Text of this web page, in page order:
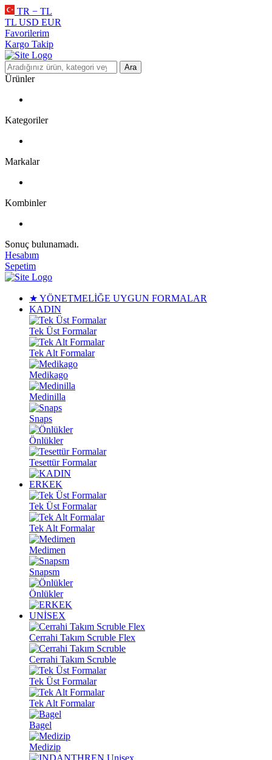
TR − TL
TL USD EUR
Favorilerim
Kargo Takip
Ara
Ürünler
Kategoriler
Markalar
Kombinler
Sonuç bulunamadı.
Hesabım
Sepetim
★ YÖNETMELİĞE UYGUN FORMALAR
KADIN
Tek Üst Formalar
Tek Alt Formalar
Medikago
Medinilla
Snaps
Önlükler
Tesettür Formalar
ERKEK
Tek Üst Formalar
Tek Alt Formalar
Medimen
Snapsm
Önlükler
UNİSEX
Cerrahi Takım Scruble Flex
Cerrahi Takım Scruble
Tek Üst Formalar
Tek Alt Formalar
Bagel
Medizip